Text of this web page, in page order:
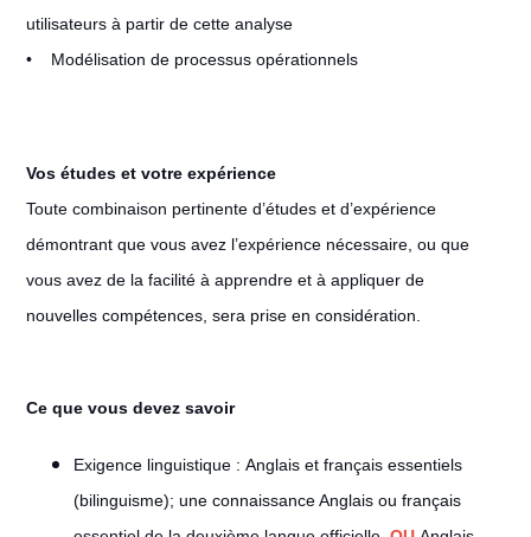
utilisateurs à partir de cette analyse
• Modélisation de processus opérationnels
Vos études et votre expérience
Toute combinaison pertinente d’études et d’expérience
démontrant que vous avez l’expérience nécessaire, ou que
vous avez de la facilité à apprendre et à appliquer de
nouvelles compétences, sera prise en considération.
Ce que vous devez savoir
Exigence linguistique : Anglais et français essentiels
(bilinguisme); une connaissance Anglais ou français